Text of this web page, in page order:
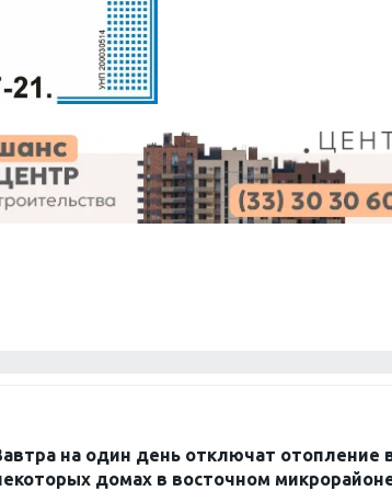
на один день отключат отопление
домах в восточном